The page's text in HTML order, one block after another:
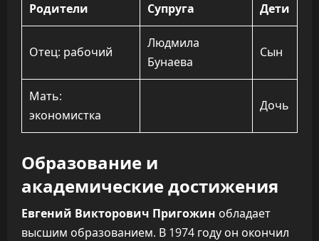
Родители Супруга Дети
Отец: рабочий
Людмила
Бунаева
Сын
Мать:
экономистка
Дочь
Образование и
академические достижения
Евгений Викторович Пригожин обладает
высшим образованием. В 1974 году он окончил